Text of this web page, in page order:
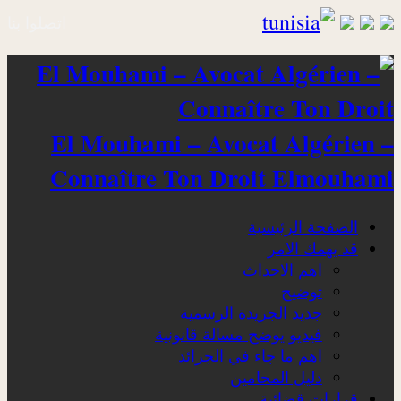
El Mouhami – Avocat Algérien –
Connaître Ton Droit Elmouhami
الصفحة الرئيسية
قد يهمك الامر
اهم الاحداث
توضيح
جديد الجريدة الرسمية
فيديو يوضح مسالة قانونية
اهم ما جاء في الجرائد
دليل المحامين